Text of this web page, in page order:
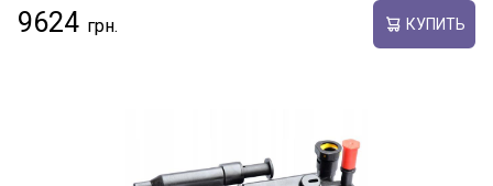
9624 КУПИТЬ